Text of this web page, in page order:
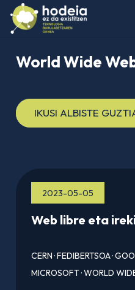
World Wide
IKUSI ALBISTE
2023-05-05
Web libre eta
CERN·FEDIBERTSOA·
MICROSOFT·WORLD